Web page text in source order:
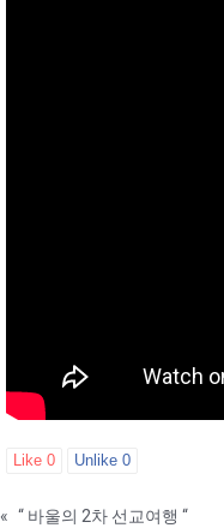
Like 0 Unlike 0
« “ 바울의 2차 선교여행 “